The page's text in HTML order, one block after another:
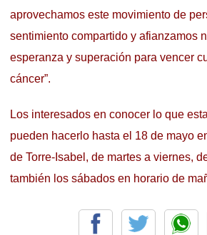
aprovechamos este movimiento de
sentimiento compartido y afianzamos
esperanza y superación para vencer
cáncer”.
Los interesados en conocer lo que
pueden hacerlo hasta el 18 de mayo
de Torre-Isabel, de martes a viernes,
también los sábados en horario de